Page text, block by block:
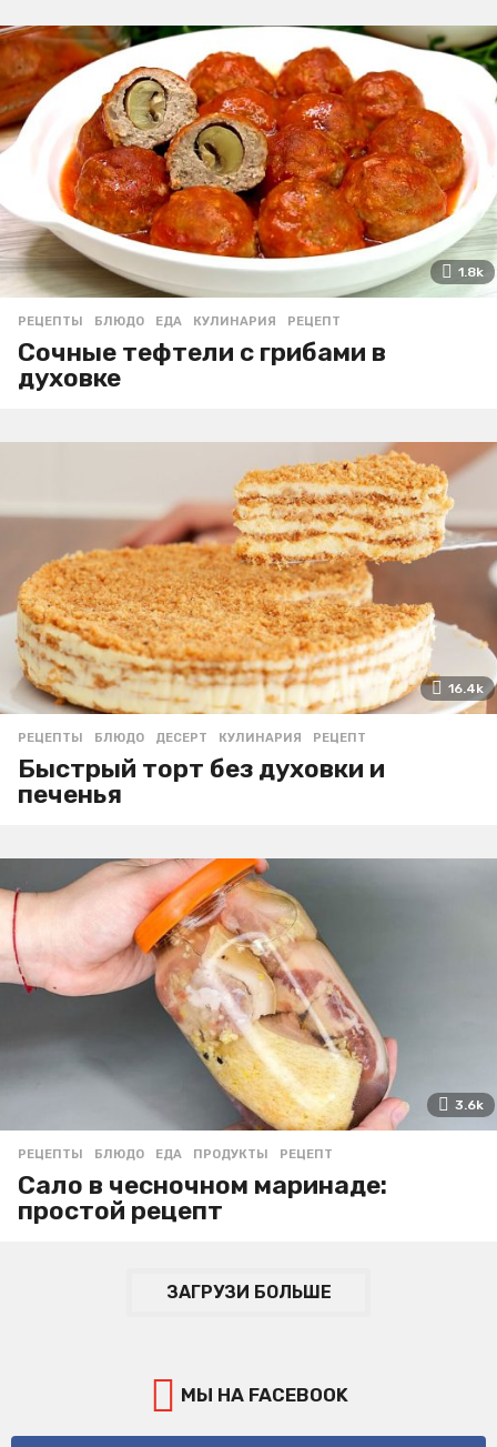
1.8k
РЕЦЕПТЫ БЛЮДО ,ЕДА ,КУЛИНАРИЯ ,РЕЦЕПТ
Сочные тефтели с грибами в
духовке
16.4k
РЕЦЕПТЫ БЛЮДО ,ДЕСЕРТ ,КУЛИНАРИЯ ,РЕЦЕПТ
Быстрый торт без духовки и
печенья
3.6k
РЕЦЕПТЫ БЛЮДО ,ЕДА ,ПРОДУКТЫ ,РЕЦЕПТ
Сало в чесночном маринаде:
простой рецепт
ЗАГРУЗИ БОЛЬШЕ
МЫ НА FACEBOOK